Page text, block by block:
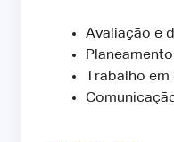
Avaliação e
Trabalho em